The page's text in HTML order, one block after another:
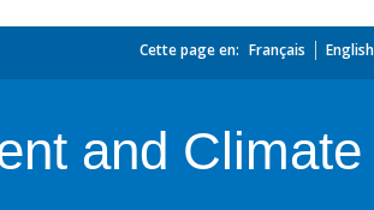
Cette page en: Français English
and